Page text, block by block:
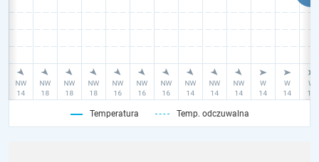
Temperatura Temp. odczuwalna